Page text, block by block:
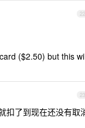
22
($2.50) but this
23
扣了到现在还没有取